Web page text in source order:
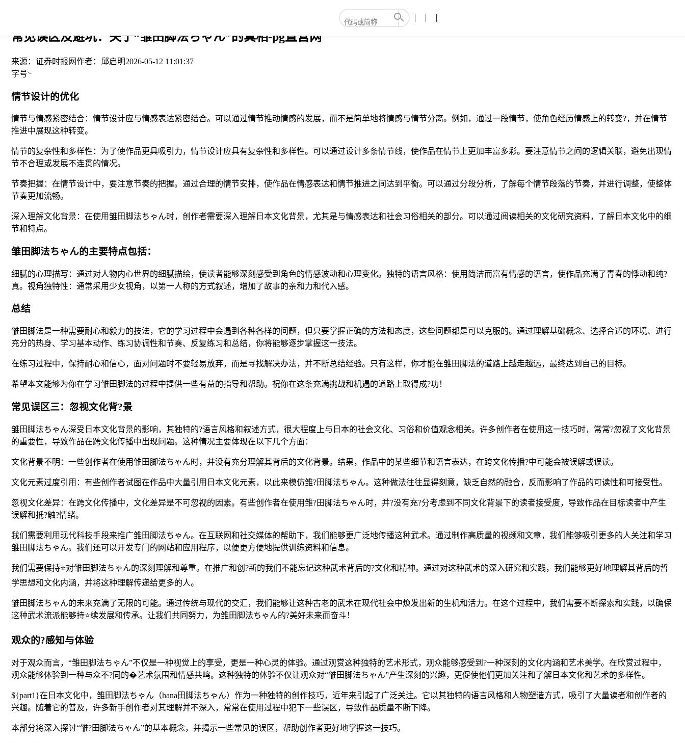
常见误区及避坑：关于“雏田脚法ちゃん”的真相-pg直营网
来源： 证券时报网作者： 邱启明2026-05-12 11:01:37
字号
情节设计的优化
情节与情感紧密结合：情节设计应与情感表达紧密结合。可以通过情节推动情感的发展，而不是简单地将情感与情节分离。例如，通过一段情节，使角色经历情感上的转变?，并在情节
推进中展现这种转变。
情节的复杂性和多样性：为了使作品更具吸引力，情节设计应具有复杂性和多样性。可以通过设计多条情节线，使作品在情节上更加丰富多彩。要注意情节之间的逻辑关联，避免出现情
节不合理或发展不连贯的情况。
节奏把握：在情节设计中，要注意节奏的把握。通过合理的情节安排，使作品在情感表达和情节推进之间达到平衡。可以通过分段分析，了解每个情节段落的节奏，并进行调整，使整体
节奏更加流畅。
深入理解文化背景：在使用雏田脚法ちゃん时，创作者需要深入理解日本文化背景，尤其是与情感表达和社会习俗相关的部分。可以通过阅读相关的文化研究资料，了解日本文化中的细
节和特点。
雏田脚法ちゃん的主要特点包括：
细腻的心理描写：通过对人物内心世界的细腻描绘，使读者能够深刻感受到角色的情感波动和心理变化。独特的语言风格：使用简洁而富有情感的语言，使作品充满了青春的悸动和纯?
真。视角独特性：通常采用少女视角，以第一人称的方式叙述，增加了故事的亲和力和代入感。
总结
雏田脚法是一种需要耐心和毅力的技法，它的学习过程中会遇到各种各样的问题，但只要掌握正确的方法和态度，这些问题都是可以克服的。通过理解基础概念、选择合适的环境、进行
充分的热身、学习基本动作、练习协调性和节奏、反复练习和总结，你将能够逐步掌握这一技法。
在练习过程中，保持耐心和信心，面对问题时不要轻易放弃，而是寻找解决办法，并不断总结经验。只有这样，你才能在雏田脚法的道路上越走越远，最终达到自己的目标。
希望本文能够为你在学习雏田脚法的过程中提供一些有益的指导和帮助。祝你在这条充满挑战和机遇的道路上取得成?功！
常见误区三：忽视文化背?景
雏田脚法ちゃん深受日本文化背景的影响，其独特的?语言风格和叙述方式，很大程度上与日本的社会文化、习俗和价值观念相关。许多创作者在使用这一技巧时，常常?忽视了文化背景
的重要性，导致作品在跨文化传播中出现问题。这种情况主要体现在以下几个方面：
文化背景不明：一些创作者在使用雏田脚法ちゃん时，并没有充分理解其背后的文化背景。结果，作品中的某些细节和语言表达，在跨文化传播?中可能会被误解或误读。
文化元素过度引用：有些创作者试图在作品中大量引用日本文化元素，以此来模仿雏?田脚法ちゃん。这种做法往往显得刻意，缺乏自然的融合，反而影响了作品的可读性和可接受性。
忽视文化差异：在跨文化传播中，文化差异是不可忽视的因素。有些创作者在使用雏?田脚法ちゃん时，并?没有充?分考虑到不同文化背景下的读者接受度，导致作品在目标读者中产生
误解和抵?触?情绪。
我们需要利用现代科技手段来推广雏田脚法ちゃん。在互联网和社交媒体的帮助下，我们能够更广泛地传播这种武术。通过制作高质量的视频和文章，我们能够吸引更多的人关注和学习
雏田脚法ちゃん。我们还可以开发专门的网站和应用程序，以便更方便地提供训练资料和信息。
我们需要保持⭐对雏田脚法ちゃん的深刻理解和尊重。在推广和创?新的我们不能忘记这种武术背后的?文化和精神。通过对这种武术的深入研究和实践，我们能够更好地理解其背后的哲
学思想和文化内涵，并将这种理解传递给更多的人。
雏田脚法ちゃん的未来充满了无限的可能。通过传统与现代的交汇，我们能够让这种古老的武术在现代社会中焕发出新的生机和活力。在这个过程中，我们需要不断探索和实践，以确保
这种武术流派能够持⭐续发展和传承。让我们共同努力，为雏田脚法ちゃん的?美好未来而奋斗！
观众的?感知与体验
对于观众而言，“雏田脚法ちゃん”不仅是一种视觉上的享受，更是一种心灵的体验。通过观赏这种独特的艺术形式，观众能够感受到?一种深刻的文化内涵和艺术美学。在欣赏过程中，
观众能够体验到一种与众不?同的�艺术氛围和情感共鸣。这种独特的体验不仅让观众对“雏田脚法ちゃん”产生深刻的兴趣，更促使他们更加关注和了解日本文化和艺术的多样性。
${part1}在日本文化中，雏田脚法ちゃん（hana田脚法ちゃん）作为一种独特的创作技巧，近年来引起了广泛关注。它以其独特的语言风格和人物塑造方式，吸引了大量读者和创作者的
兴趣。随着它的普及，许多新手创作者对其理解并不深入，常常在使用过程中犯下一些误区，导致作品质量不断下降。
本部分将深入探讨“雏?田脚法ちゃん”的基本概念，并揭示一些常见的误区，帮助创作者更好地掌握这一技巧。